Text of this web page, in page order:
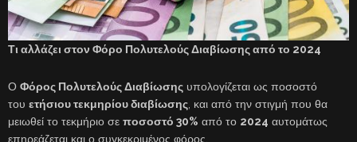
Τι αλλάζει στον Φόρο Πολυτελούς Διαβίωσης από το 2024
Ο Φόρος Πολυτελούς Διαβίωσης υπολογίζεται ως ποσοστό
του ετήσιου τεκμηρίου διαβίωσης , και από την στιγμή που θα
μειωθεί το τεκμήριο σε ποσοστό 30% από το 2024 αυτομάτως
επηρεάζεται και ο συγκεκριμένος φόρος.